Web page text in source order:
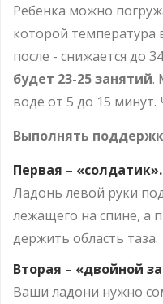
Ребенка можно
которой температура
после - снижается до
будет 23-25 занятий.
воде от 5 до 15
Выполнять
Первая – «солдатик».
Ладонь левой руки
лежащего на спине, а
держить область таза.
Вторая – «двойной
Ваши ладони нужно